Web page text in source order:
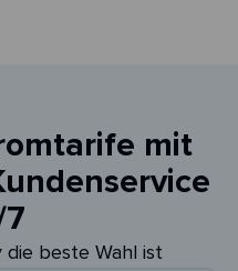
mit
die beste Wahl ist